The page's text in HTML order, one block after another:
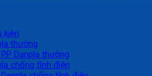
kiện
thường
Danpla thường
chống tĩnh điện